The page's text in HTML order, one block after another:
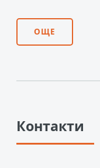
ОЩЕ
Контакти